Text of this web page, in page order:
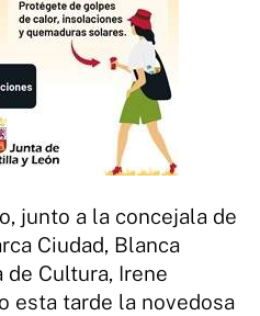
junto a la concejala de
Ciudad, Blanca
de Cultura, Irene
esta tarde la novedosa